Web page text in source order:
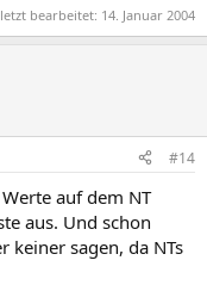
bearbeitet: 14. Januar 2004
#14
auf dem NT
aus. Und schon
keiner sagen, da NTs